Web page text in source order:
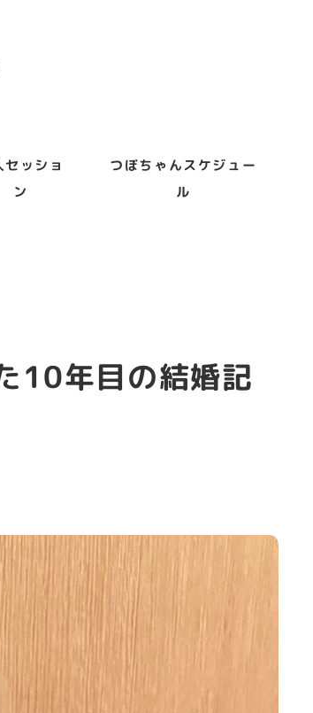
セッショ
ン
つぼちゃんスケジュー
ル
10年目の結婚記